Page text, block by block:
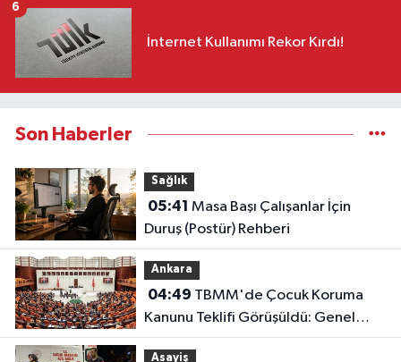
İnternet Kullanımı Rekor Kırdı!
6
Son Haberler
Sağlık
05:41
Duruş (Postür) Rehberi
Ankara
04:49
Kanunu Teklifi Görüşüldü: Genel
Kurul Tamamlandı!
Asayiş